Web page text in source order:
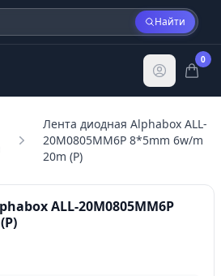
Найти
0
Лента диодная Alphabox ALL-
20M0805MM6P 8*5mm 6w/m
20m (P)
ALL-20M0805MM6P